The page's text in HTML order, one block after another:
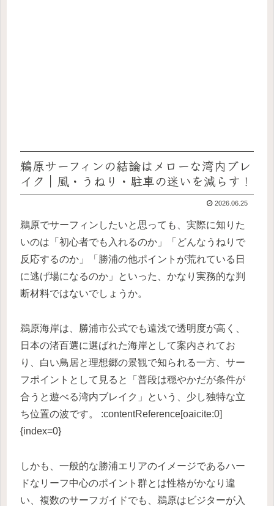
鵜原サーフィンの結論はメローな湾内ブレ
イク｜風・うねり・駐車の迷いを減らす！
2026.06.25
鵜原でサーフィンしたいと思っても、実際に知りた
いのは「初心者でも入れるのか」「どんなうねりで
反応するのか」「勝浦の他ポイントが荒れている日
に逃げ場になるのか」といった、かなり実務的な判
断材料ではないでしょうか。
鵜原海岸は、勝浦市公式でも遠浅で透明度が高く、
日本の渚百選に選ばれた海岸として案内されてお
り、白い鳥居と理想郷の景観で知られる一方、サー
フポイントとして見ると「普段は穏やかだが条件が
合うと遊べる湾内ブレイク」という、少し独特な立
ち位置の波です。 :contentReference[oaicite:0]
{index=0}
しかも、一般的な勝浦エリアのイメージであるハー
ドなリーフ中心のポイント群とは性格がかなり違
い、複数のサーフガイドでも、鵜原はビジターが入